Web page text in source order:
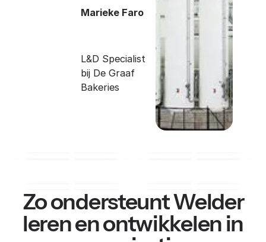
Marieke Faro
L&D Specialist
bij De Graaf
Bakeries
Zo ondersteunt Welder
leren en ontwikkelen in